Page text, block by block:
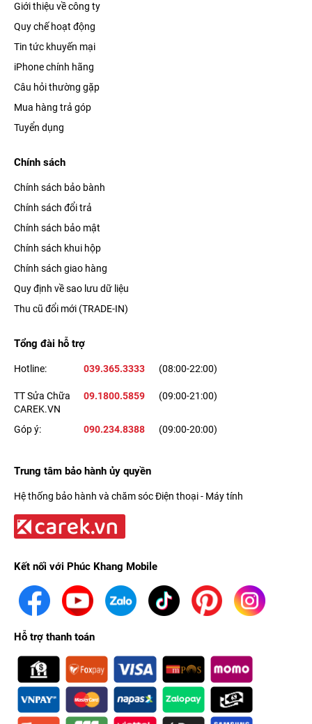
Giới thiệu về công ty
Quy chế hoạt động
Tin tức khuyến mại
iPhone chính hãng
Câu hỏi thường gặp
Mua hàng trả góp
Tuyển dụng
Chính sách
Chính sách bảo bành
Chính sách đổi trả
Chính sách bảo mật
Chính sách khui hộp
Chính sách giao hàng
Quy định về sao lưu dữ liệu
Thu cũ đổi mới (TRADE-IN)
Tổng đài hỗ trợ
Hotline: 039.365.3333 (08:00-22:00)
TT Sửa Chữa
CAREK.VN
09.1800.5859 (09:00-21:00)
Góp ý: 090.234.8388 (09:00-20:00)
Trung tâm bảo hành ủy quyền
Hệ thống bảo hành và chăm sóc Điện thoại - Máy tính
Kết nối với Phúc Khang Mobile
Hỗ trợ thanh toán